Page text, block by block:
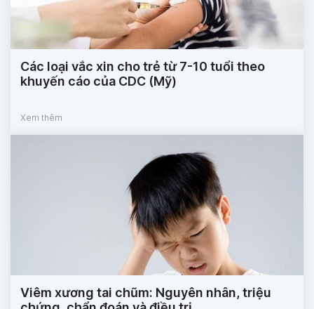
Các loại vắc xin cho trẻ từ 7-10 tuổi theo
khuyến cáo của CDC (Mỹ)
Xem thêm
Viêm xương tai chũm: Nguyên nhân, triệu